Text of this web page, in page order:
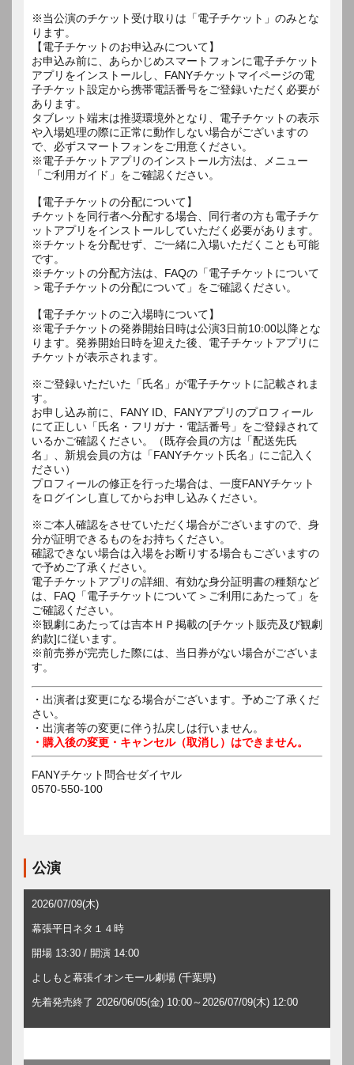
※当公演のチケット受け取りは「電子チケット」のみとな
ります。
【電子チケットのお申込みについて】
お申込み前に、あらかじめスマートフォンに電子チケット
アプリをインストールし、FANYチケットマイページの電
子チケット設定から携帯電話番号をご登録いただく必要が
あります。
タブレット端末は推奨環境外となり、電子チケットの表示
や入場処理の際に正常に動作しない場合がございますの
で、必ずスマートフォンをご用意ください。
※電子チケットアプリのインストール方法は、メニュー
「ご利用ガイド」をご確認ください。
【電子チケットの分配について】
チケットを同行者へ分配する場合、同行者の方も電子チケ
ットアプリをインストールしていただく必要があります。
※チケットを分配せず、ご一緒に入場いただくことも可能
です。
※チケットの分配方法は、FAQの「電子チケットについて
＞電子チケットの分配について」をご確認ください。
【電子チケットのご入場時について】
※電子チケットの発券開始日時は公演3日前10:00以降とな
ります。発券開始日時を迎えた後、電子チケットアプリに
チケットが表示されます。
※ご登録いただいた「氏名」が電子チケットに記載されま
す。
お申し込み前に、FANY ID、FANYアプリのプロフィール
にて正しい「氏名・フリガナ・電話番号」をご登録されて
いるかご確認ください。（既存会員の方は「配送先氏
名」、新規会員の方は「FANYチケット氏名」にご記入く
ださい）
プロフィールの修正を行った場合は、一度FANYチケット
をログインし直してからお申し込みください。
※ご本人確認をさせていただく場合がございますので、身
分が証明できるものをお持ちください。
確認できない場合は入場をお断りする場合もございますの
で予めご了承ください。
電子チケットアプリの詳細、有効な身分証明書の種類など
は、FAQ「電子チケットについて＞ご利用にあたって」を
ご確認ください。
※観劇にあたっては吉本ＨＰ掲載の[チケット販売及び観劇
約款]に従います。
※前売券が完売した際には、当日券がない場合がございま
す。
・出演者は変更になる場合がございます。予めご了承くだ
さい。
・出演者等の変更に伴う払戻しは行いません。
・購入後の変更・キャンセル（取消し）はできません。
FANYチケット問合せダイヤル
0570-550-100
公演
2026/07/09(木)
幕張平日ネタ１４時
開場 13:30 / 開演 14:00
よしもと幕張イオンモール劇場 (千葉県)
先着発売終了 2026/06/05(金) 10:00～2026/07/09(木) 12:00